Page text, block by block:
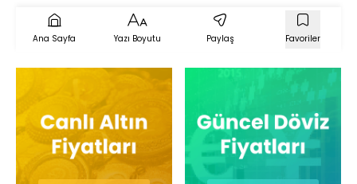
Ana Sayfa Yazı Boyutu Paylaş Favoriler